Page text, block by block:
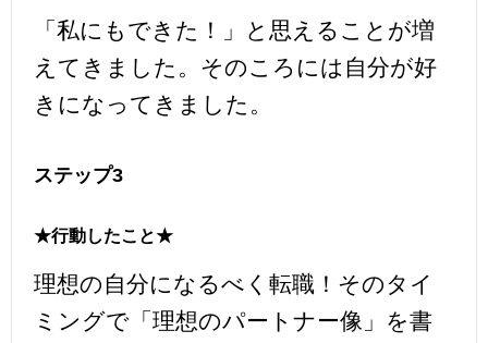
「私にもできた！」と思えることが増
えてきました。そのころには自分が好
きになってきました。
ステップ3
★行動したこと★
理想の自分になるべく転職！そのタイ
ミングで「理想のパートナー像」を書